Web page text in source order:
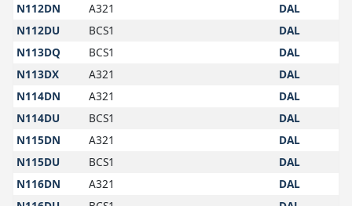
N112DN
A321
DAL
N112DU
BCS1
DAL
N113DQ
BCS1
DAL
N113DX
A321
DAL
N114DN
A321
DAL
N114DU
BCS1
DAL
N115DN
A321
DAL
N115DU
BCS1
DAL
N116DN
A321
DAL